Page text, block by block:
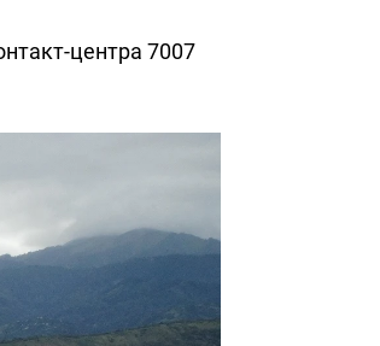
центра 7007